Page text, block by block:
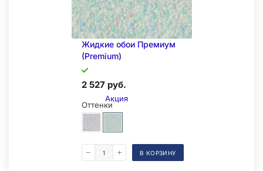
Акция
Жидкие обои Премиум
(Premium)
2 527 руб.
Оттенки
В КОРЗИНУ